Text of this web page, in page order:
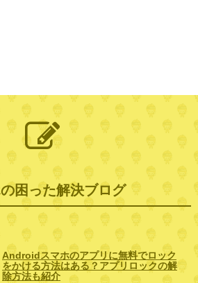
困った解決ブログ
Androidスマホのアプリに無料でロック
をかける方法はある？アプリロックの解
除方法も紹介